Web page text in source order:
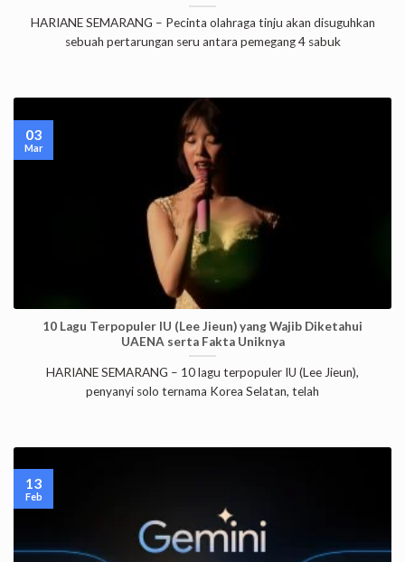
HARIANE SEMARANG – Pecinta olahraga tinju akan disuguhkan
sebuah pertarungan seru antara pemegang 4 sabuk
10 Lagu Terpopuler IU (Lee Jieun) yang Wajib Diketahui
UAENA serta Fakta Uniknya
HARIANE SEMARANG – 10 lagu terpopuler IU (Lee Jieun),
penyanyi solo ternama Korea Selatan, telah
03
Mar
13
Feb